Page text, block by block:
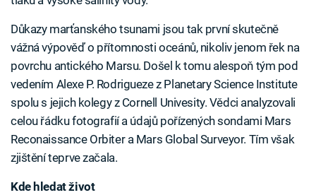
Důkazy marťanského tsunami jsou tak první skutečně
vážná výpověď o přítomnosti oceánů, nikoliv jenom řek na
povrchu antického Marsu. Došel k tomu alespoň tým pod
vedením Alexe P. Rodrigueze z Planetary Science Institute
spolu s jejich kolegy z Cornell Univesity. Vědci analyzovali
celou řádku fotografií a údajů pořízených sondami Mars
Reconaissance Orbiter a Mars Global Surveyor. Tím však
zjištění teprve začala.
Kde hledat život